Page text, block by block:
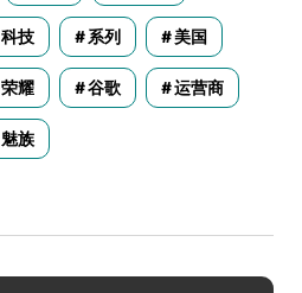
科技 系列 美国
荣耀 谷歌 运营商
魅族